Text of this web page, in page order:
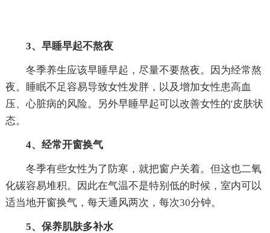
3、早睡早起不熬夜
冬季养生应该早睡早起，尽量不要熬夜。因为经常熬
夜。睡眠不足容易导致女性发胖，以及增加女性患高血
压、心脏病的风险。另外早睡早起可以改善女性的'皮肤状
态。
4、经常开窗换气
冬季有些女性为了防寒，就把窗户关着。但这也二氧
化碳容易堆积。因此在气温不是特别低的时候，室内可以
适当地开窗换气，每天通风两次，每次30分钟。
5、保养肌肤多补水